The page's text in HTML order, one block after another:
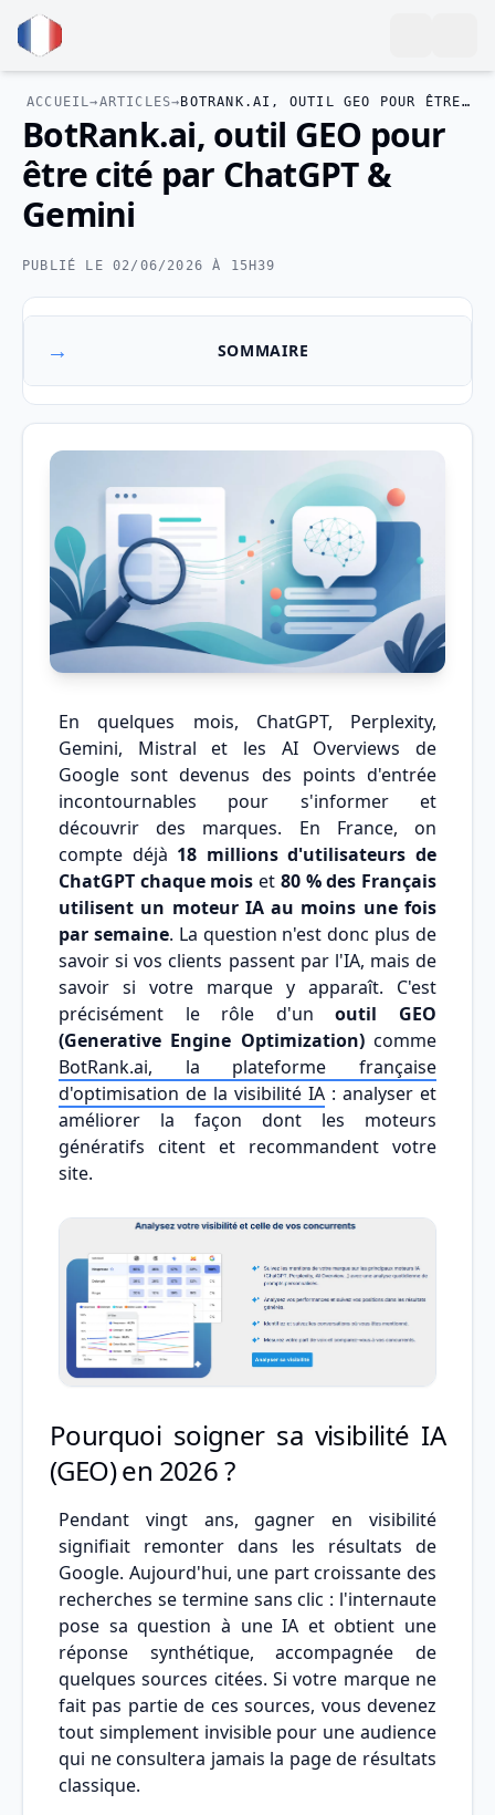
ACCUEIL→ARTICLES→ BOTRANK.AI, OUTIL GEO POUR ÊTRE CITÉ PAR CHATGPT & GEMINI
BotRank.ai, outil GEO pour
être cité par ChatGPT &
Gemini
PUBLIÉ LE 02/06/2026 À 15H39
SOMMAIRE
En quelques mois, ChatGPT, Perplexity,
Gemini, Mistral et les AI Overviews de
Google sont devenus des points d'entrée
incontournables pour s'informer et
découvrir des marques. En France, on
compte déjà 18 millions d'utilisateurs de
ChatGPT chaque mois et 80 % des Français
utilisent un moteur IA au moins une fois
par semaine. La question n'est donc plus de
savoir si vos clients passent par l'IA, mais de
savoir si votre marque y apparaît. C'est
précisément le rôle d'unoutil GEO
(Generative Engine Optimization)comme
BotRank.ai, la plateforme française
d'optimisation de la visibilité IA : analyser et
améliorer la façon dont les moteurs
génératifs citent et recommandent votre
site.
Pourquoi soigner sa visibilité IA
(GEO) en 2026 ?
Pendant vingt ans, gagner en visibilité
signifiait remonter dans les résultats de
Google. Aujourd'hui, une part croissante des
recherches se termine sans clic : l'internaute
pose sa question à une IA et obtient une
réponse synthétique, accompagnée de
quelques sources citées. Si votre marque ne
fait pas partie de ces sources, vous devenez
tout simplement invisible pour une audience
qui ne consultera jamais la page de résultats
classique.